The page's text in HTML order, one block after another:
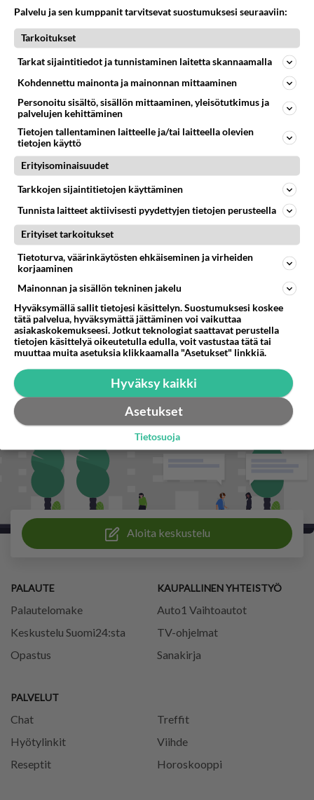
Näin tekisi ainakin Rydman seuratessaan idolinsa Trumpin mallia https://www.is.fi/politiikka/art-2000012187244.html
TTK tulee taas tänä syksynä. Ohjelman uudet tähtioppilaat julkistetaan torstaina 6. elokuuta klo 14 alkavassa lehdistö
Mitä tuot pöytään parisuhteessa? 497
Martinan bisneksillä ei mene hyvin 334
Martina Aitolehti on seurattu julkisuuden henkilö. Lähipiiriin mahtuu muitakin tunnettuja henkilöitä. Tiesitkö, että Ma
STARA.FI
F/A-18 Hornetit ja Hawkit ilmaan Rovaniemellä
Äänestykselle yllättävä käänne – hallintorakennukseen ilmestyi
kapybaroja
Yrittäjä myi 95 litraa poppersia ja tuomittiin – KKO määritteli
lääkkeeksi
Aloita keskustelu
PALAUTE
Palautelomake
Keskustelu Suomi24:sta
Opastus
PALVELUT
Chat
Treffit
Hyötylinkit
Viihde
Reseptit
Horoskooppi
KAUPALLINEN YHTEISTYÖ
Auto1 Vaihtoautot
TV-ohjelmat
Sanakirja
Palvelu ja sen kumppanit tarvitsevat suostumuksesi seuraaviin:
Tarkoitukset
Tarkat sijaintitiedot ja tunnistaminen laitetta skannaamalla
Kohdennettu mainonta ja mainonnan mittaaminen
Personoitu sisältö, sisällön mittaaminen, yleisötutkimus ja
palvelujen kehittäminen
Tietojen tallentaminen laitteelle ja/tai laitteella olevien
tietojen käyttö
Erityisominaisuudet
Tarkkojen sijaintitietojen käyttäminen
Tunnista laitteet aktiivisesti pyydettyjen tietojen perusteella
Erityiset tarkoitukset
Tietoturva, väärinkäytösten ehkäiseminen ja virheiden
korjaaminen
Mainonnan ja sisällön tekninen jakelu
Hyväksymällä sallit tietojesi käsittelyn. Suostumuksesi koskee
tätä palvelua, hyväksymättä jättäminen voi vaikuttaa
asiakaskokemukseesi. Jotkut teknologiat saattavat perustella
tietojen käsittelyä oikeutetulla edulla, voit vastustaa tätä tai
muuttaa muita asetuksia klikkaamalla "Asetukset" linkkiä.
Hyväksy kaikki
Asetukset
Tietosuoja